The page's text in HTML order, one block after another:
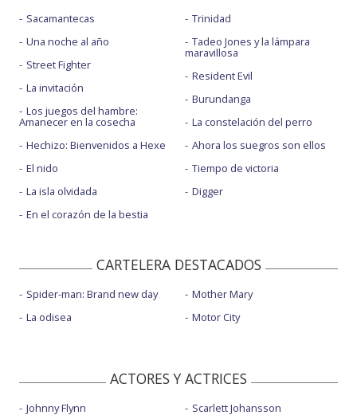
Sacamantecas
Una noche al año
Street Fighter
La invitación
Los juegos del hambre:
Amanecer en la cosecha
Hechizo: Bienvenidos a Hexe
El nido
La isla olvidada
En el corazón de la bestia
Trinidad
Tadeo Jones y la lámpara
maravillosa
Resident Evil
Burundanga
La constelación del perro
Ahora los suegros son ellos
Tiempo de victoria
Digger
CARTELERA DESTACADOS
Spider-man: Brand new day
La odisea
Mother Mary
Motor City
ACTORES Y ACTRICES
Johnny Flynn
Scarlett Johansson